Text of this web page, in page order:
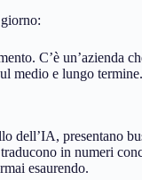
C’è un’azienda
medio e lungo
dell’IA, presentano
in numeri
esaurendo.